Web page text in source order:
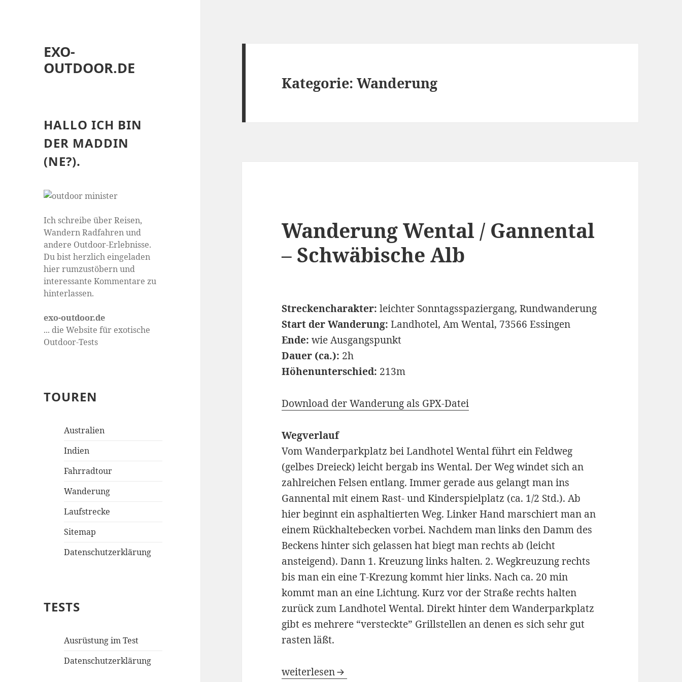
EXO-
OUTDOOR.DE
HALLO ICH BIN
DER MADDIN
(NE?).
Ich schreibe über Reisen,
Wandern Radfahren und
andere Outdoor-Erlebnisse.
Du bist herzlich eingeladen
hier rumzustöbern und
interessante Kommentare zu
hinterlassen.
exo-outdoor.de
... die Website für exotische
Outdoor-Tests
TOUREN
Australien
Indien
Fahrradtour
Wanderung
Laufstrecke
Sitemap
Datenschutzerklärung
TESTS
Ausrüstung im Test
Datenschutzerklärung
Kategorie: Wanderung
Wanderung Wental / Gannental
– Schwäbische Alb
Streckencharakter: leichter Sonntagsspaziergang, Rundwanderung
Start der Wanderung: Landhotel, Am Wental, 73566 Essingen
Ende: wie Ausgangspunkt
Dauer (ca.): 2h
Höhenunterschied: 213m
Download der Wanderung als GPX-Datei
Wegverlauf
Vom Wanderparkplatz bei Landhotel Wental führt ein Feldweg
(gelbes Dreieck) leicht bergab ins Wental. Der Weg windet sich an
zahlreichen Felsen entlang. Immer gerade aus gelangt man ins
Gannental mit einem Rast- und Kinderspielplatz (ca. 1/2 Std.). Ab
hier beginnt ein asphaltierten Weg. Linker Hand marschiert man an
einem Rückhaltebecken vorbei. Nachdem man links den Damm des
Beckens hinter sich gelassen hat biegt man rechts ab (leicht
ansteigend). Dann 1. Kreuzung links halten. 2. Wegkreuzung rechts
bis man ein eine T-Krezung kommt hier links. Nach ca. 20 min
kommt man an eine Lichtung. Kurz vor der Straße rechts halten
zurück zum Landhotel Wental. Direkt hinter dem Wanderparkplatz
gibt es mehrere “versteckte” Grillstellen an denen es sich sehr gut
rasten läßt.
Wanderung Wental / Gannental – Schwäbische Alb
weiterlesen